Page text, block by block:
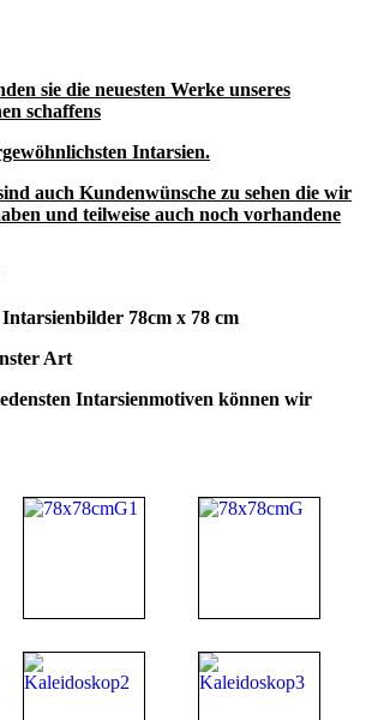
sie die neuesten Werke unseres
schaffens
Intarsien.
auch Kundenwünsche zu sehen die wir
und teilweise auch noch vorhandene
78cm x 78 cm
Art
Intarsienmotiven können wir